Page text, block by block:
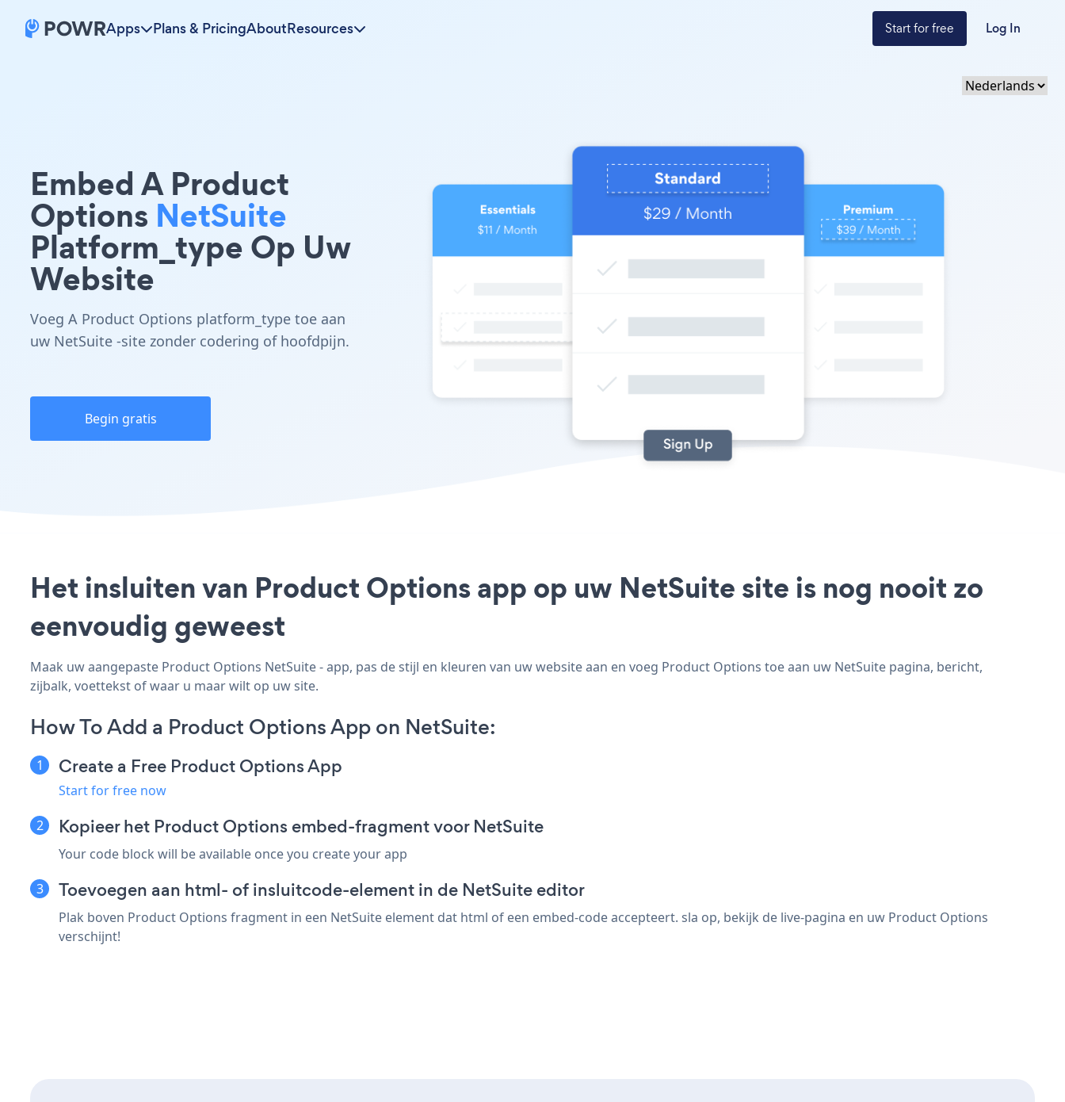
Apps Plans & PricingAboutResources Start for free Log In
Embed A Product
Options NetSuite
Platform_type Op Uw
Website
Voeg A Product Options platform_type toe aan
uw NetSuite -site zonder codering of hoofdpijn.
Begin gratis
Het insluiten van Product Options app op uw NetSuite site is nog nooit zo
eenvoudig geweest
Maak uw aangepaste Product Options NetSuite - app, pas de stijl en kleuren van uw website aan en voeg Product Options toe aan uw NetSuite pagina, bericht,
zijbalk, voettekst of waar u maar wilt op uw site.
How To Add a Product Options App on NetSuite:
Create a Free Product Options App
Start for free now
Kopieer het Product Options embed-fragment voor NetSuite
Your code block will be available once you create your app
Toevoegen aan html- of insluitcode-element in de NetSuite editor
Plak boven Product Options fragment in een NetSuite element dat html of een embed-code accepteert. sla op, bekijk de live-pagina en uw Product Options
verschijnt!